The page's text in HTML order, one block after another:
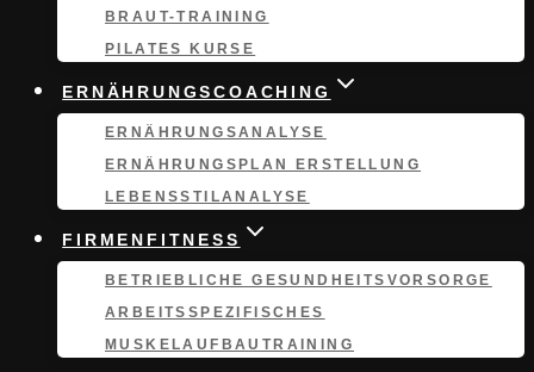
BRAUT-TRAINING
PILATES KURSE
ERNÄHRUNGSCOACHING
ERNÄHRUNGS­ANALYSE
ERNÄHRUNGSPLAN ERSTELLUNG
LEBENSSTILANALYSE
FIRMENFITNESS
BETRIEBLICHE GESUNDHEITSVORSORGE
ARBEITSSPEZIFISCHES
MUSKELAUFBAUTRAINING